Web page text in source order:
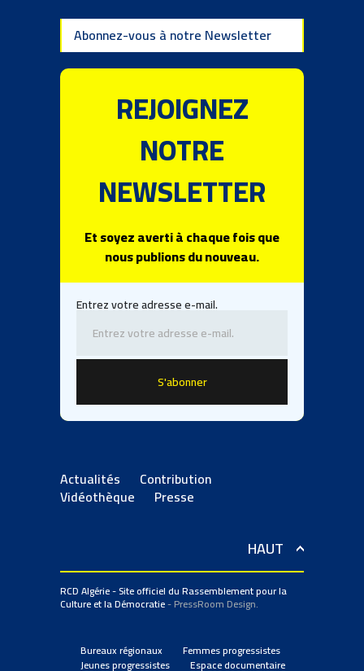
Abonnez-vous à notre Newsletter
REJOIGNEZ
NOTRE
NEWSLETTER
Et soyez averti à chaque fois que
nous publions du nouveau.
Entrez votre adresse e-mail.
Actualités Contribution
Vidéothèque Presse
HAUT
RCD Algérie - Site officiel du Rassemblement pour la
Culture et la Démocratie- PressRoom Design.
Bureaux régionaux Femmes progressistes
Jeunes progressistes Espace documentaire